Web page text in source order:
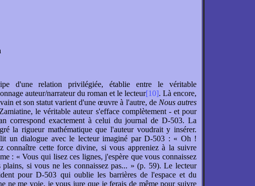
d'une relation privilégiée, établie entre le véritable
auteur/narrateur du roman et le lecteur[10]. Là encore,
et son statut varient d'une œuvre à l'autre, de Nous autres
le véritable auteur s'efface complètement - et pour
correspond exactement à celui du journal de D-503. La
la rigueur mathématique que l'auteur voudrait y insérer.
un dialogue avec le lecteur imaginé par D-503 : « Oh !
connaître cette force divine, si vous appreniez à la suivre
: « Vous qui lisez ces lignes, j'espère que vous connaissez
plains, si vous ne les connaissez pas... » (p. 59). Le lecteur
pour D-503 qui oublie les barrières de l'espace et du
ne me voie, je vous jure que je ferais de même pour suivre